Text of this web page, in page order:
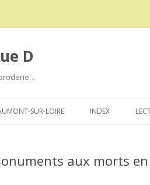
D
au
SUR-LOIRE INDEX
aux morts